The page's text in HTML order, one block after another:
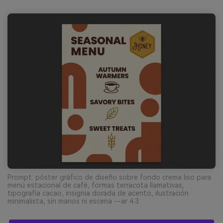
Prompt: póster gráfico de diseño sobre fondo crema liso para
menú estacional de café, formas terracota llamativas,
tipografía cacao, insignia dorada de acento, ilustración
minimalista, sin manos ni escena --ar 4:3